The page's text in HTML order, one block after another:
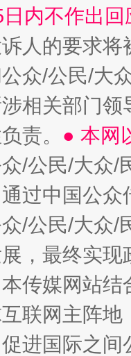
内不作出
人的要求将
众/公民/大
相关部门
责。 ● 本网
众/公民/大众
过中国公
/公民/大众
，最终实
传媒网站
联网主阵
进国际之